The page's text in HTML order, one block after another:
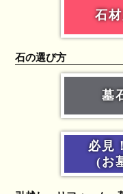
石
石の選び方
墓
必見
(お